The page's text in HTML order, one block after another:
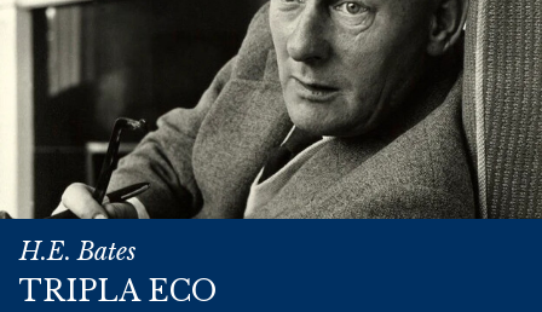
H.E. Bates
TRIPLA ECO